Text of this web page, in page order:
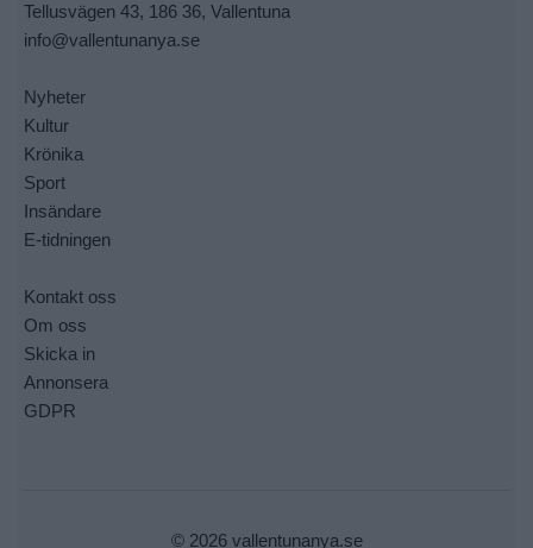
Tellusvägen 43, 186 36, Vallentuna
info@vallentunanya.se
Nyheter
Kultur
Krönika
Sport
Insändare
E-tidningen
Kontakt oss
Om oss
Skicka in
Annonsera
GDPR
© 2026 vallentunanya.se